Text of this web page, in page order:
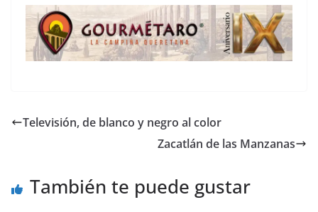
Televisión, de blanco y negro al color
Zacatlán de las Manzanas
También te puede gustar